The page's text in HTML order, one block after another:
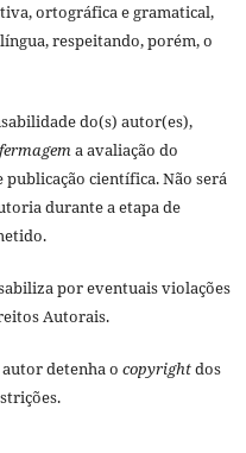
ortográfica e gramatical,
respeitando, porém, o
do(s) autor(es),
a avaliação do
científica. Não será
durante a etapa de
por eventuais violações
Autorais.
detenha o copyrightdos